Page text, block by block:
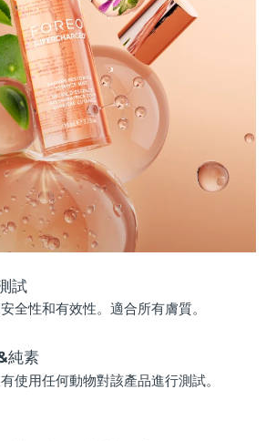
試
全性和有效性。適合所有膚質。
純素
使用任何動物對該產品進行測試。
預計送達日期
預計送達日期
預計送達日期
預計送達日期 8/11/26
預計送達日期
預計送達日期
預計送達日期8/10/26